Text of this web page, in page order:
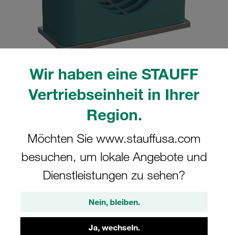
Wir haben eine STAUFF
Vertriebseinheit in Ihrer
Region.
Möchten Sie www.stauffusa.com
besuchen, um lokale Angebote und
Dienstleistungen zu sehen?
Nein, bleiben.
Ja, wechseln.
tatsächlichen Produkt abweichen.
Komplettschelle Standard-Baureihe Gr.
2 Ø14mm Polypropylen W10 gerippt,
mit Vorspannung Anschweißpl., kurz
Schlitzschraube
SP-214-PP-LI-M-W10
STAUFF Materialnr. 1110000466